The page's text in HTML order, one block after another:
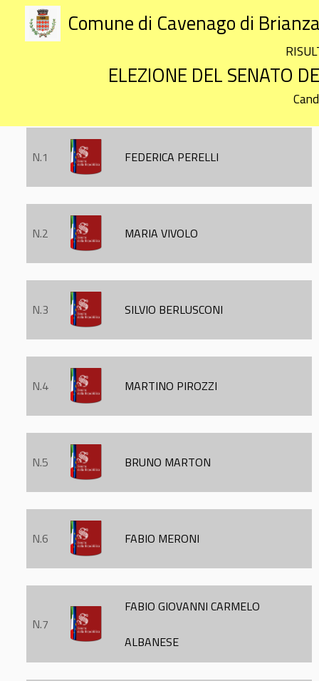
Comune di Cavenago di
ELEZIONE DEL SENATO
N.1 FEDERICA PERELLI
N.2 MARIA VIVOLO
N.3 SILVIO BERLUSCONI
N.4 MARTINO PIROZZI
N.5 BRUNO MARTON
N.6 FABIO MERONI
N.7
FABIO GIOVANNI CARMELO
ALBANESE